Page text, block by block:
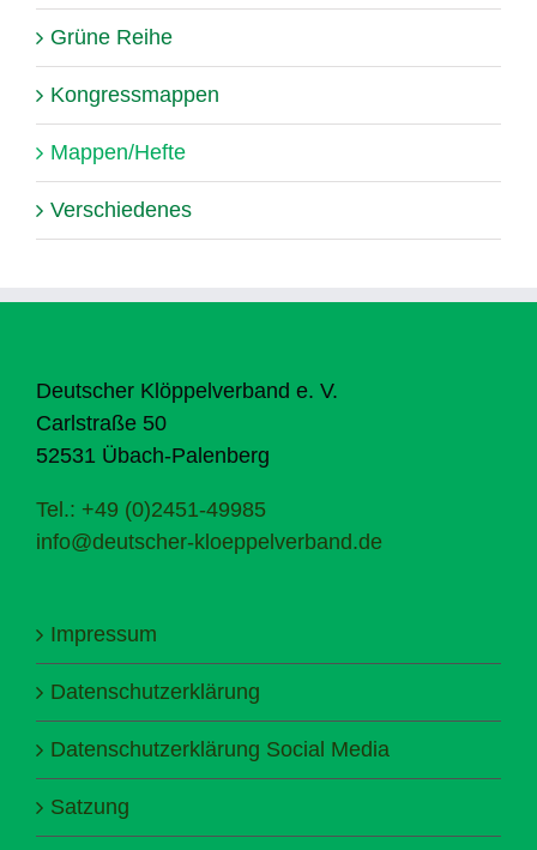
Grüne Reihe
Kongressmappen
Mappen/Hefte
Verschiedenes
Deutscher Klöppelverband e. V.
Carlstraße 50
52531 Übach-Palenberg
Tel.: +49 (0)2451-49985
info@deutscher-kloeppelverband.de
Impressum
Datenschutzerklärung
Datenschutzerklärung Social Media
Satzung